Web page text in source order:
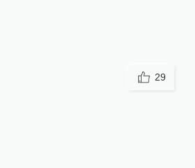
29